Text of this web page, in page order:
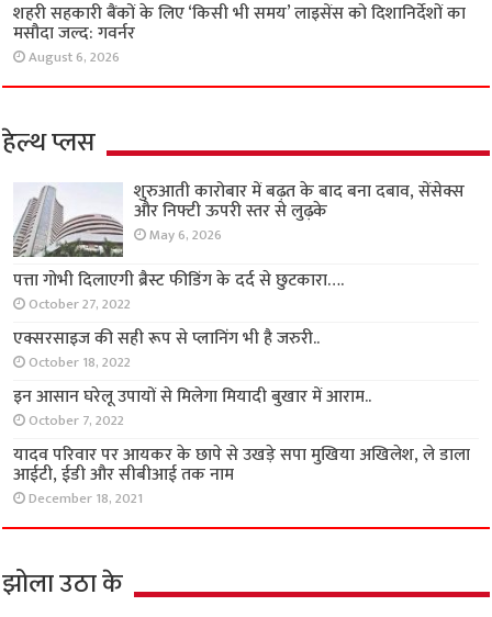
शहरी सहकारी बैंकों के लिए ‘किसी भी समय’ लाइसेंस को दिशानिर्देशों का
मसौदा जल्द: गवर्नर
August 6, 2026
हेल्थ प्लस
शुरुआती कारोबार में बढ़त के बाद बना दबाव, सेंसेक्स
और निफ्टी ऊपरी स्तर से लुढ़के
May 6, 2026
पत्ता गोभी दिलाएगी ब्रैस्ट फीडिंग के दर्द से छुटकारा….
October 27, 2022
एक्सरसाइज की सही रूप से प्लानिंग भी है जरुरी..
October 18, 2022
इन आसान घरेलू उपायों से मिलेगा मियादी बुखार में आराम..
October 7, 2022
यादव परिवार पर आयकर के छापे से उखड़े सपा मुखिया अखिलेश, ले डाला
आईटी, ईडी और सीबीआई तक नाम
December 18, 2021
झोला उठा के